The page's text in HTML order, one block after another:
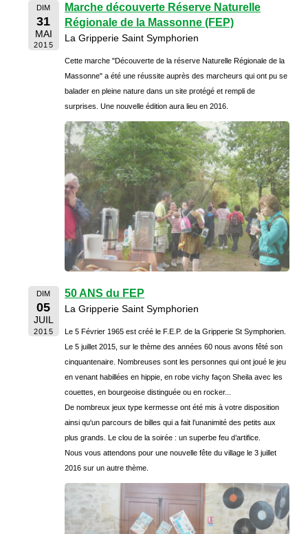
DIM
31
MAI
2015
Marche découverte Réserve Naturelle
Régionale de la Massonne (FEP)
La Gripperie Saint Symphorien
Cette marche "Découverte de la réserve Naturelle Régionale de la
Massonne" a été une réussite auprès des marcheurs qui ont pu se
balader en pleine nature dans un site protégé et rempli de
surprises. Une nouvelle édition aura lieu en 2016.
DIM
05
JUIL
2015
50 ANS du FEP
La Gripperie Saint Symphorien
Le 5 Février 1965 est créé le F.E.P. de la Gripperie St Symphorien.
Le 5 juillet 2015, sur le thème des années 60 nous avons fêté son
cinquantenaire. Nombreuses sont les personnes qui ont joué le jeu
en venant habillées en hippie, en robe vichy façon Sheila avec les
couettes, en bourgeoise distinguée ou en rocker...
De nombreux jeux type kermesse ont été mis à votre disposition
ainsi qu'un parcours de billes qui a fait l’unanimité des petits aux
plus grands. Le clou de la soirée : un superbe feu d’artifice.
Nous vous attendons pour une nouvelle fête du village le 3 juillet
2016 sur un autre thème.